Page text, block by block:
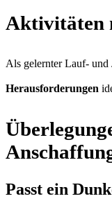
Aktivitäten
Als gelernter Lauf- und
Herausforderungen
Passt ein